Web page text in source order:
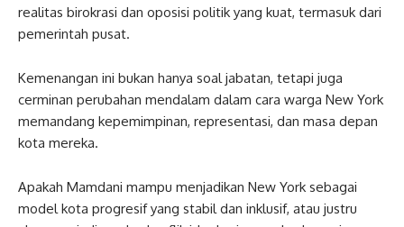
realitas birokrasi dan oposisi politik yang kuat, termasuk dari
pemerintah pusat.
Kemenangan ini bukan hanya soal jabatan, tetapi juga
cerminan perubahan mendalam dalam cara warga New York
memandang kepemimpinan, representasi, dan masa depan
kota mereka.
Apakah Mamdani mampu menjadikan New York sebagai
model kota progresif yang stabil dan inklusif, atau justru